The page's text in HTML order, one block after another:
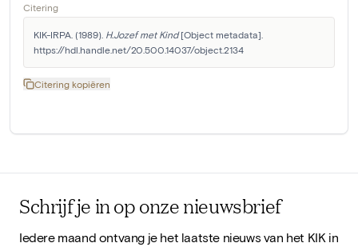
Citering
KIK-IRPA. (1989). H.Jozef met Kind [Object metadata].
https://hdl.handle.net/20.500.14037/object.2134
Citering kopiëren
Schrijf je in op onze nieuwsbrief
Iedere maand ontvang je het laatste nieuws van het KIK in